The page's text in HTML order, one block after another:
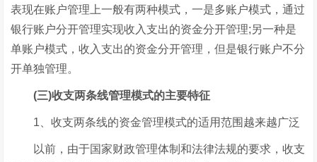
表现在账户管理上一般有两种模式，一是多账户模式，通过
银行账户分开管理实现收入支出的资金分开管理;另一种是
单账户模式，收入支出的资金分开管理，但是银行账户不分
开单独管理。
(三)收支两条线管理模式的主要特征
1、收支两条线的资金管理模式的适用范围越来越广泛
以前，由于国家财政管理体制和法律法规的要求，收支